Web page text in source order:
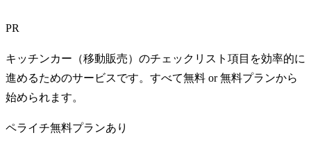
PR
キッチンカー（移動販売）のチェックリスト項目を効率的に
進めるためのサービスです。すべて無料 or 無料プランから
始められます。
ペライチ無料プランあり